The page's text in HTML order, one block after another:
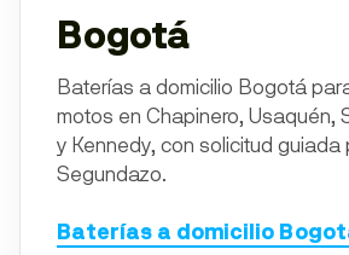
Bogotá
Baterías a domicilio Bogotá
motos en Chapinero, Usaquén,
y Kennedy, con solicitud guiada
Segundazo.
Baterías a domicilio